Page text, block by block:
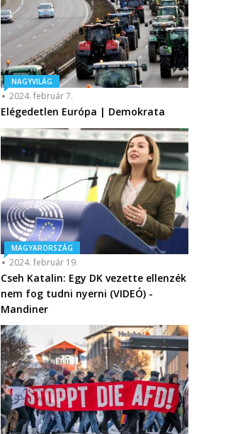
NAGYVILÁG
2024. február 7.
Elégedetlen Európa | Demokrata
MAGYARORSZÁG
2024. február 19.
Cseh Katalin: Egy DK vezette ellenzék
nem fog tudni nyerni (VIDEÓ) -
Mandiner